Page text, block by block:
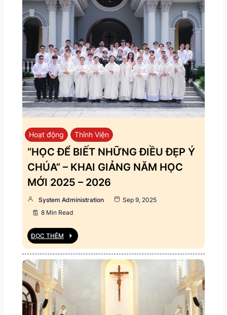
Hoạt động Thỉnh Viện
“HỌC ĐỂ BIẾT NHỮNG ĐIỀU ĐẸP Ý
CHÚA” – KHAI GIẢNG NĂM HỌC
MỚI 2025 – 2026
System Administration
Sep 9, 2025
8 Min Read
ĐỌC THÊM